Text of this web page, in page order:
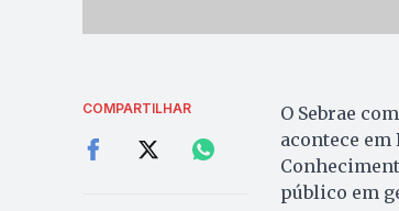
COMPARTILHAR
O Sebrae
acontece em
público em